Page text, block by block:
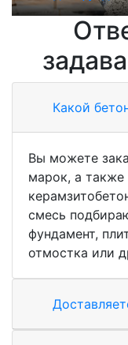
Какой
Вы можете
марок, а также
смесь
фундамент,
отмостка или